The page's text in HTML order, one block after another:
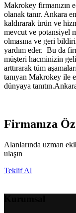
Makrokey firmanızın
olanak tanır. Ankara
kaldırarak ürün ve
mevcut ve potansiyel
olmasına ve geri
yardım eder. Bu da
müşteri hacminizin
arttırarak tüm
tanıyan Makrokey ile
dünyaya
Firmanıza
Alanlarında uzman
ulaşın
Teklif Al